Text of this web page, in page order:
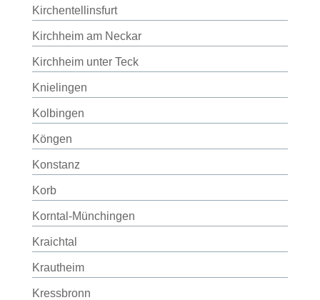
Kirchentellinsfurt
Kirchheim am Neckar
Kirchheim unter Teck
Knielingen
Kolbingen
Köngen
Konstanz
Korb
Korntal-Münchingen
Kraichtal
Krautheim
Kressbronn